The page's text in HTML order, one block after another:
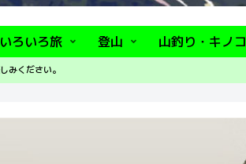
ろいろ旅 登山 山釣り・キノコ
みください。